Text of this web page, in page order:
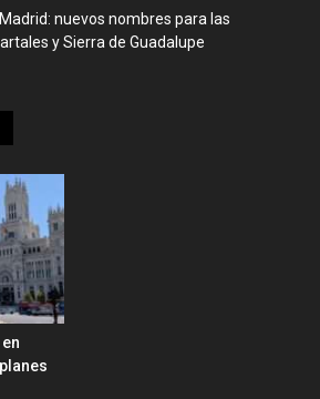
nuevos nombres para las
y Sierra de Guadalupe